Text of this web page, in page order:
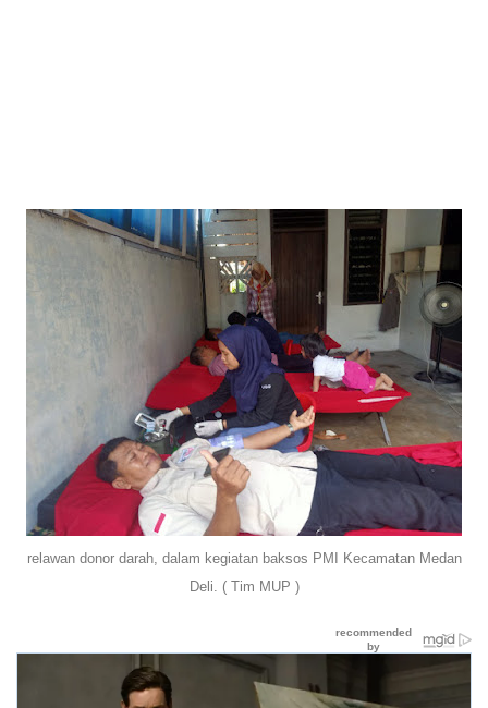
relawan donor darah, dalam kegiatan baksos PMI Kecamatan Medan
Deli. ( Tim MUP )